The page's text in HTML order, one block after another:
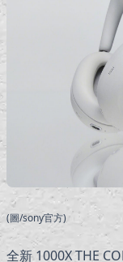
(圖/sony官方)
全新 1000X THE